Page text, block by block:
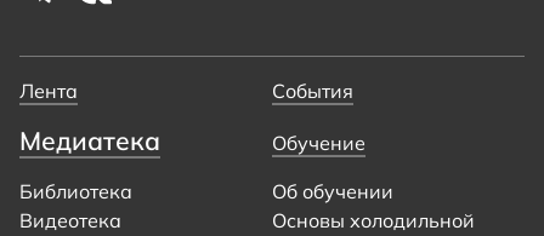
Лента События
Медиатека
Библиотека
Видеотека
Обучение
Об обучении
Основы холодильной